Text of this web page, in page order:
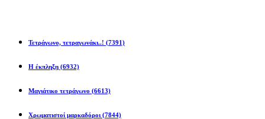
Τετράγωνο, τετραγωνάκι..! (7391)
Η έκπληξη (6932)
Μαγιάτικο τετράγωνο (6613)
Χρωματιστοί μαρκαδόροι (7844)